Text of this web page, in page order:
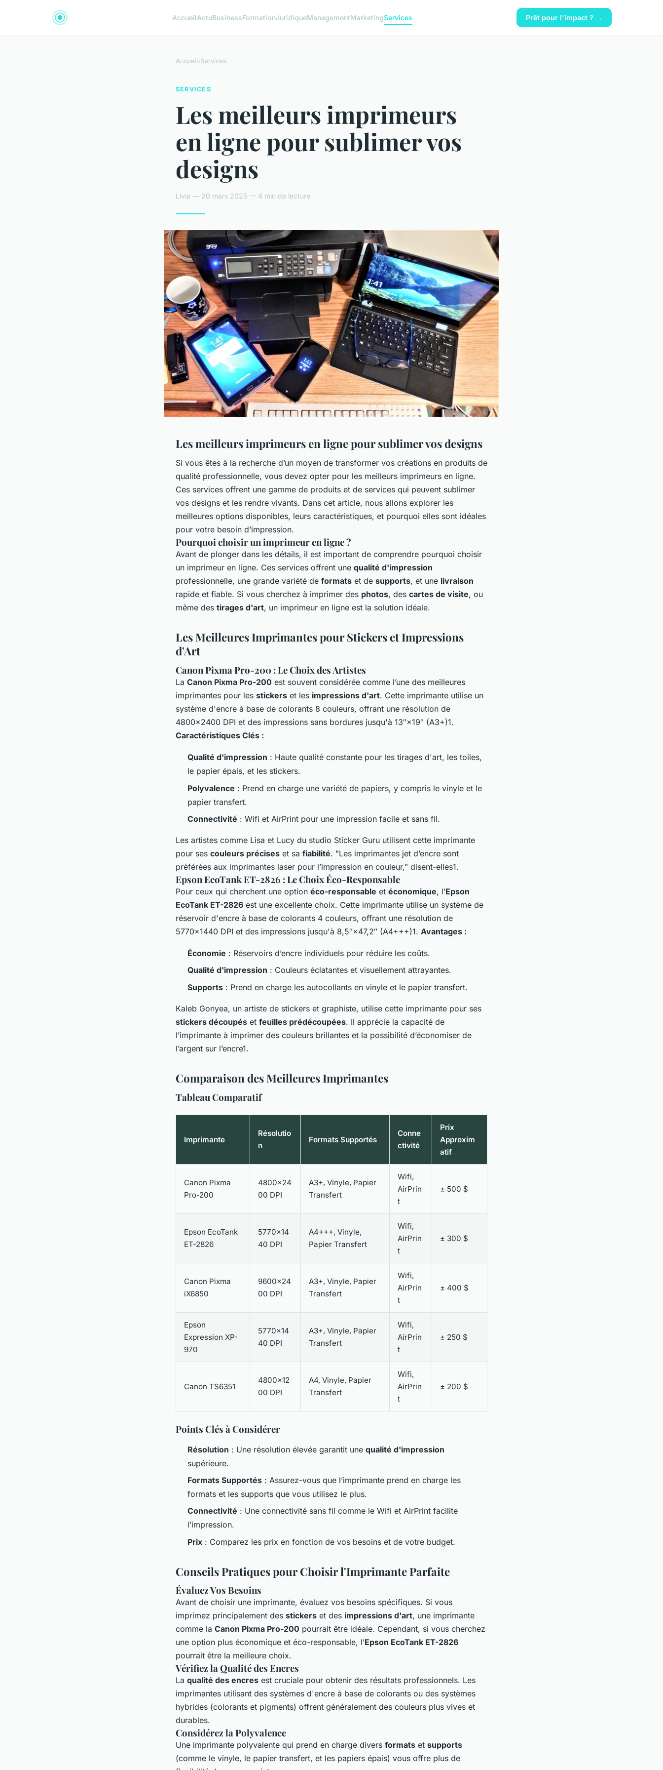
AccueilActuBusinessFormationJuridiqueManagementMarketingServices Prêt pour l'impact ? →
Accueil›Services
SERVICES
Les meilleurs imprimeurs
en ligne pour sublimer vos
designs
Livia — 20 mars 2025 — 4 min de lecture
Les meilleurs imprimeurs en ligne pour sublimer vos designs
Si vous êtes à la recherche d’un moyen de transformer vos créations en produits de
qualité professionnelle, vous devez opter pour les meilleurs imprimeurs en ligne.
Ces services offrent une gamme de produits et de services qui peuvent sublimer
vos designs et les rendre vivants. Dans cet article, nous allons explorer les
meilleures options disponibles, leurs caractéristiques, et pourquoi elles sont idéales
pour votre besoin d’impression.
Pourquoi choisir un imprimeur en ligne ?
Avant de plonger dans les détails, il est important de comprendre pourquoi choisir
un imprimeur en ligne. Ces services offrent une qualité d'impression
professionnelle, une grande variété de formats et de supports, et une livraison
rapide et fiable. Si vous cherchez à imprimer des photos, des cartes de visite, ou
même des tirages d'art, un imprimeur en ligne est la solution idéale.
Les Meilleures Imprimantes pour Stickers et Impressions
d'Art
Canon Pixma Pro-200 : Le Choix des Artistes
La Canon Pixma Pro-200 est souvent considérée comme l’une des meilleures
imprimantes pour les stickers et les impressions d'art. Cette imprimante utilise un
système d'encre à base de colorants 8 couleurs, offrant une résolution de
4800×2400 DPI et des impressions sans bordures jusqu'à 13″×19″ (A3+)1.
Caractéristiques Clés :
Qualité d'impression : Haute qualité constante pour les tirages d'art, les toiles,
le papier épais, et les stickers.
Polyvalence : Prend en charge une variété de papiers, y compris le vinyle et le
papier transfert.
Connectivité : Wifi et AirPrint pour une impression facile et sans fil.
Les artistes comme Lisa et Lucy du studio Sticker Guru utilisent cette imprimante
pour ses couleurs précises et sa fiabilité. "Les imprimantes jet d’encre sont
préférées aux imprimantes laser pour l’impression en couleur," disent-elles1.
Epson EcoTank ET-2826 : Le Choix Éco-Responsable
Pour ceux qui cherchent une option éco-responsable et économique, l’Epson
EcoTank ET-2826 est une excellente choix. Cette imprimante utilise un système de
réservoir d'encre à base de colorants 4 couleurs, offrant une résolution de
5770×1440 DPI et des impressions jusqu'à 8,5″×47,2″ (A4+++)1. Avantages :
Économie : Réservoirs d’encre individuels pour réduire les coûts.
Qualité d'impression : Couleurs éclatantes et visuellement attrayantes.
Supports : Prend en charge les autocollants en vinyle et le papier transfert.
Kaleb Gonyea, un artiste de stickers et graphiste, utilise cette imprimante pour ses
stickers découpés et feuilles prédécoupées. Il apprécie la capacité de
l’imprimante à imprimer des couleurs brillantes et la possibilité d’économiser de
l’argent sur l’encre1.
Comparaison des Meilleures Imprimantes
Tableau Comparatif
Imprimante
Résolutio
n
Formats Supportés
Conne
ctivité
Prix
Approxim
atif
Canon Pixma
Pro-200
4800×24
00 DPI
A3+, Vinyle, Papier
Transfert
Wifi,
AirPrin
t
± 500 $
Epson EcoTank
ET-2826
5770×14
40 DPI
A4+++, Vinyle,
Papier Transfert
Wifi,
AirPrin
t
± 300 $
Canon Pixma
iX6850
9600×24
00 DPI
A3+, Vinyle, Papier
Transfert
Wifi,
AirPrin
t
± 400 $
Epson
Expression XP-
970
5770×14
40 DPI
A3+, Vinyle, Papier
Transfert
Wifi,
AirPrin
t
± 250 $
Canon TS6351
4800×12
00 DPI
A4, Vinyle, Papier
Transfert
Wifi,
AirPrin
t
± 200 $
Points Clés à Considérer
Résolution : Une résolution élevée garantit une qualité d'impression
supérieure.
Formats Supportés : Assurez-vous que l’imprimante prend en charge les
formats et les supports que vous utilisez le plus.
Connectivité : Une connectivité sans fil comme le Wifi et AirPrint facilite
l’impression.
Prix : Comparez les prix en fonction de vos besoins et de votre budget.
Conseils Pratiques pour Choisir l'Imprimante Parfaite
Évaluez Vos Besoins
Avant de choisir une imprimante, évaluez vos besoins spécifiques. Si vous
imprimez principalement des stickers et des impressions d'art, une imprimante
comme la Canon Pixma Pro-200 pourrait être idéale. Cependant, si vous cherchez
une option plus économique et éco-responsable, l’Epson EcoTank ET-2826
pourrait être la meilleure choix.
Vérifiez la Qualité des Encres
La qualité des encres est cruciale pour obtenir des résultats professionnels. Les
imprimantes utilisant des systèmes d'encre à base de colorants ou des systèmes
hybrides (colorants et pigments) offrent généralement des couleurs plus vives et
durables.
Considérez la Polyvalence
Une imprimante polyvalente qui prend en charge divers formats et supports
(comme le vinyle, le papier transfert, et les papiers épais) vous offre plus de